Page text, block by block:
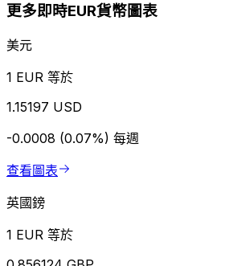
更多即時EUR貨幣圖表
美元
1 EUR 等於
1.15197 USD
-0.0008 (0.07%) 每週
查看圖表
英國鎊
1 EUR 等於